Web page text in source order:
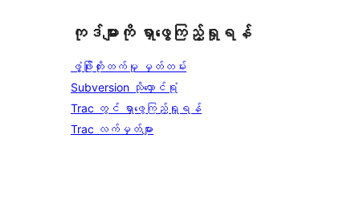
ကုဒ်များကို ရှာဖွေကြည့်ရှုရန်
ဖွံ့ဖြိုးတိုးတက်မှု မှတ်တမ်း
Subversion သိုလှောင်ရုံ
Trac တွင် ရှာဖွေကြည့်ရှုရန်
Trac လက်မှတ်များ